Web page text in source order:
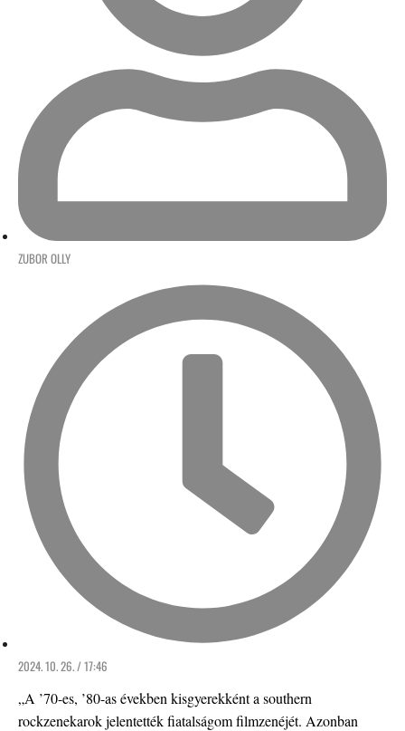
ZUBOR OLLY
2024. 10. 26. / 17:46
„A ’70-es, ’80-as években kisgyerekként a southern
rockzenekarok jelentették fiatalságom filmzenéjét. Azonban